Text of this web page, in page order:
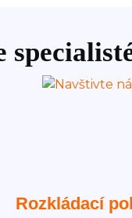
Rozkládací